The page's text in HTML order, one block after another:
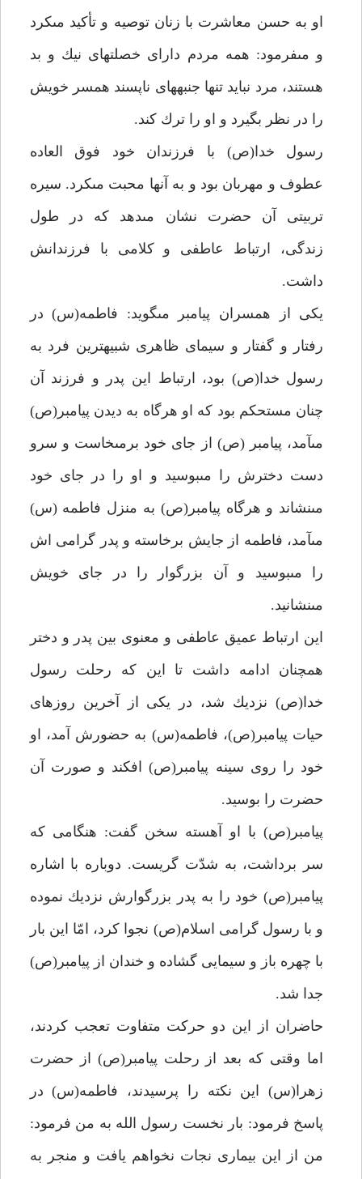
او به حسن معاشرت با زنان توصيه و تأكيد مى‏كرد
و مى‏فرمود: همه مردم داراى خصلت‏هاى نيك و بد
هستند، مرد نبايد تنها جنبه‏هاى ناپسند همسر خويش
را در نظر بگيرد و او را ترك كند.
رسول خدا(ص) با فرزندان خود فوق العاده
عطوف و مهربان بود و به آن‏ها محبت مى‏كرد. سيره
تربيتى آن حضرت نشان مى‏دهد كه در طول
زندگى، ارتباط عاطفى و كلامى با فرزندانش
داشت.
يكى از همسران پيامبر مى‏گويد: فاطمه(س) در
رفتار و گفتار و سيماى ظاهرى شبيه‏ترين فرد به
رسول خدا(ص) بود، ارتباط اين پدر و فرزند آن
چنان مستحكم بود كه او هرگاه به ديدن پيامبر(ص)
مى‏آمد، پيامبر (ص) از جاى خود برمى‏خاست و سرو
دست دخترش را مى‏بوسيد و او را در جاى خود
مى‏نشاند و هرگاه پيامبر(ص) به منزل فاطمه (س)
مى‏آمد، فاطمه از جايش برخاسته و پدر گرامى اش
را مى‏بوسيد و آن بزرگوار را در جاى خويش
مى‏نشانيد.
اين ارتباط عميق عاطفى و معنوى بين پدر و دختر
همچنان ادامه داشت تا اين كه رحلت رسول
خدا(ص) نزديك شد، در يكى از آخرين روزهاى
حيات پيامبر(ص)، فاطمه(س) به حضورش آمد، او
خود را روى سينه پيامبر(ص) افكند و صورت آن
حضرت را بوسيد.
پيامبر(ص) با او آهسته سخن گفت: هنگامى كه
سر برداشت، به شدّت گريست. دوباره با اشاره
پيامبر(ص) خود را به پدر بزرگوارش نزديك نموده
و با رسول گرامى اسلام(ص) نجوا كرد، امّا اين بار
با چهره باز و سيمايى گشاده و خندان از پيامبر(ص)
جدا شد.
حاضران از اين دو حركت متفاوت تعجب كردند،
اما وقتى كه بعد از رحلت پيامبر(ص) از حضرت
زهرا(س) اين نكته را پرسيدند، فاطمه(س) در
پاسخ فرمود: بار نخست رسول الله به من فرمود:
من از اين بيمارى نجات نخواهم يافت و منجر به